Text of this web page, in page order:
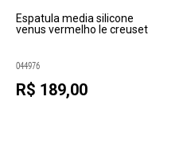
Espatula media silicone
venus vermelho le creuset
044976
R$ 189,00